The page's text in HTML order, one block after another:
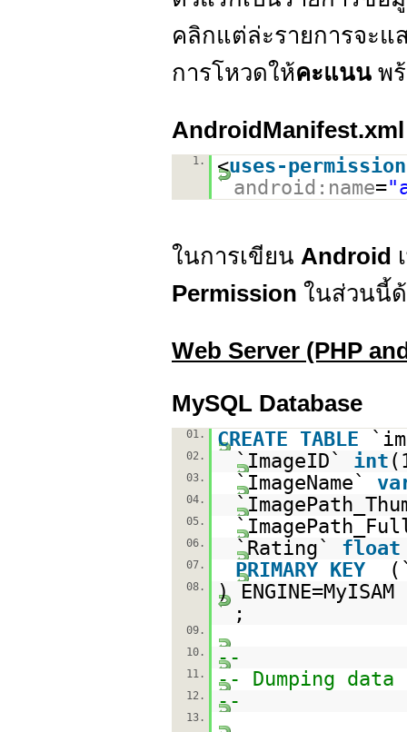
คลิกแต่ล่ะรายการจะแ
การโหวดให้คะแนน พ
AndroidManifest.xml
1. <uses-permission
android:name=
ในการเขียน Android
Permission ในส่วนนี้
Web Server (PHP
MySQL Database
01. CREATE TABLE
02. `ImageID` int
03. `ImageName`
04.
05.
06. `Rating` float
07. PRIMARY KEY
08.
)
;
09.
10.
--
11. -- Dumping
12. --
13.